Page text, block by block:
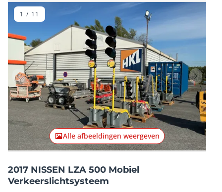
Vorig item
Alle afbeeldingen weergeven
1 / 11
2017 NISSEN LZA 500 Mobiel
Verkeerslichtsysteem